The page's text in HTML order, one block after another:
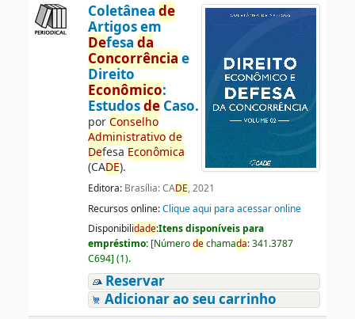
Coletânea de
Artigos em
Defesa da
Concorrência e
Direito
Econômico:
EstudosdeCaso.
porConselho
Administrativo de
Defesa Econômica
(CADE).
Editora: Brasília: CADE, 2021
Recursos online:Clique aqui para acessar online
Disponibilidade:Itens disponíveis para
empréstimo: [Númerodechamada:341.3787
C694] (1).
Reservar
Adicionar ao seu carrinho